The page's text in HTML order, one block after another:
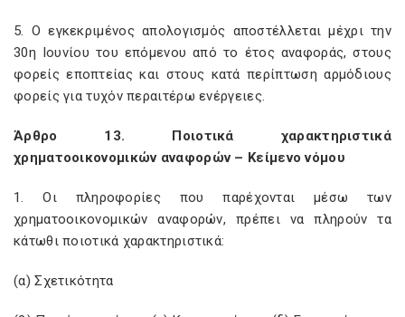
5. Ο εγκεκριμένος απολογισμός αποστέλλεται μέχρι την
30η Ιουνίου του επόμενου από το έτος αναφοράς, στους
φορείς εποπτείας και στους κατά περίπτωση αρμόδιους
φορείς για τυχόν περαιτέρω ενέργειες.
Άρθρο 13. Ποιοτικά χαρακτηριστικά
χρηματοοικονομικών αναφορών – Κείμενο νόμου
1. Οι πληροφορίες που παρέχονται μέσω των
χρηματοοικονομικών αναφορών, πρέπει να πληρούν τα
κάτωθι ποιοτικά χαρακτηριστικά:
(α) Σχετικότητα